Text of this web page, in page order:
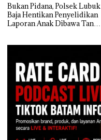
Bukan Pidana, Polsek Lubuk
Baja Hentikan Penyelidikan
Laporan Anak Dibawa Tanpa